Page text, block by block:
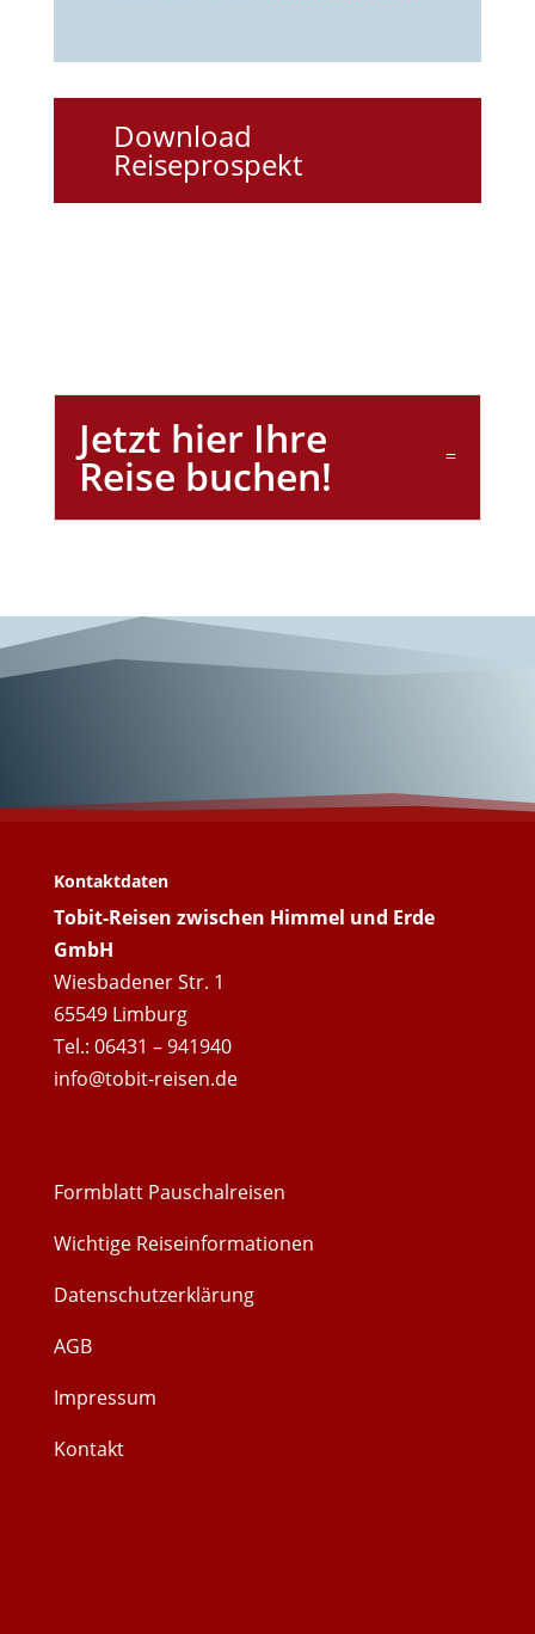
Download
Reiseprospekt
Jetzt hier Ihre
Reise buchen!
Kontaktdaten
Tobit-Reisen zwischen Himmel und Erde
GmbH
Wiesbadener Str. 1
65549 Limburg
Tel.: 06431 – 941940
info@tobit-reisen.de
Formblatt Pauschalreisen
Wichtige Reiseinformationen
Datenschutzerklärung
AGB
Impressum
Kontakt